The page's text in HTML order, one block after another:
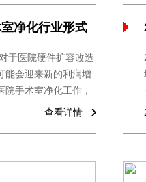
净化行业形式
于医院硬件扩容改造
能会迎来新的利润增
手术室净化工作，
务的布局和产品的
查看详情